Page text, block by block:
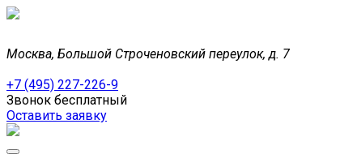
Москва, Большой Строченовский переулок, д. 7
+7 (495) 227-226-9
Звонок бесплатный
Оставить заявку